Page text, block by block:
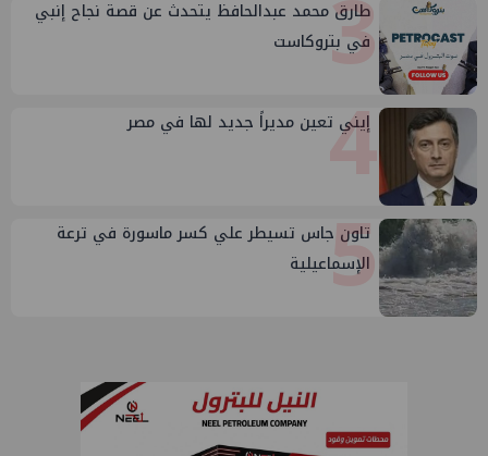
3
طارق محمد عبدالحافظ يتحدث عن قصة نجاح إنبي
في بتروكاست
4
إيني تعين مديراً جديد لها في مصر
5
تاون جاس تسيطر علي كسر ماسورة في ترعة
الإسماعيلية